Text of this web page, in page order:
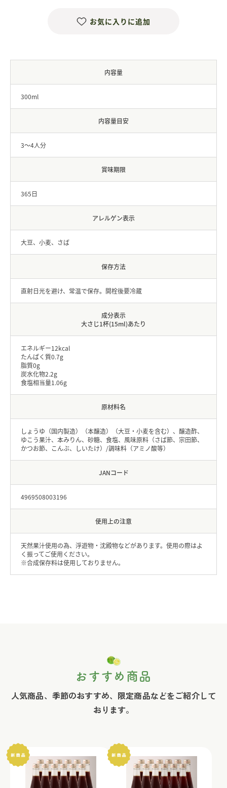
お気に入りに追加
内容量
300ml
内容量目安
3〜4人分
賞味期限
365日
アレルゲン表示
大豆、小麦、さば
保存方法
直射日光を避け、常温で保存。開栓後要冷蔵
成分表示
大さじ1杯(15ml)あたり
エネルギー12kcal
たんぱく質0.7g
脂質0g
炭水化物2.2g
食塩相当量1.06g
原材料名
しょうゆ（国内製造）（本醸造）（大豆・小麦を含む）、醸造酢、
ゆこう果汁、本みりん、砂糖、食塩、風味原料（さば節、宗田節、
かつお節、こんぶ、しいたけ）/調味料（アミノ酸等）
JANコード
4969508003196
使用上の注意
天然果汁使用の為、浮遊物・沈殿物などがあります。使用の際はよ
く振ってご使用ください。
※合成保存料は使用しておりません。
おすすめ商品
人気商品、季節のおすすめ、限定商品などをご紹介して
おります。